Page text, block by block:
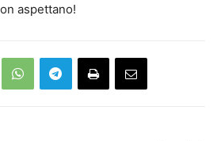
aspettano!